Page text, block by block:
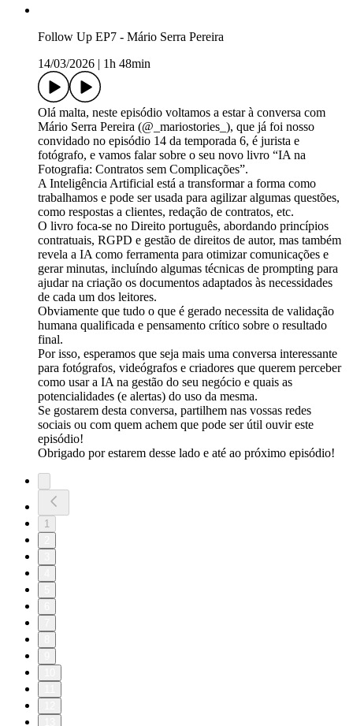
Follow Up EP7 - Mário Serra Pereira
14/03/2026
1h 48min
Olá malta, neste episódio voltamos a estar à conversa com
Mário Serra Pereira (@_mariostories_), que já foi nosso
convidado no episódio 14 da temporada 6, é jurista e
fotógrafo, e vamos falar sobre o seu novo livro “IA na
Fotografia: Contratos sem Complicações”.
A Inteligência Artificial está a transformar a forma como
trabalhamos e pode ser usada para agilizar algumas questões,
como respostas a clientes, redação de contratos, etc.
O livro foca-se no Direito português, abordando princípios
contratuais, RGPD e gestão de direitos de autor, mas também
revela a IA como ferramenta para otimizar comunicações e
gerar minutas, incluíndo algumas técnicas de prompting para
ajudar na criação os documentos adaptados às necessidades
de cada um dos leitores.
Obviamente que tudo o que é gerado necessita de validação
humana qualificada e pensamento crítico sobre o resultado
final.
Por isso, esperamos que seja mais uma conversa interessante
para fotógrafos, videógrafos e criadores que querem perceber
como usar a IA na gestão do seu negócio e quais as
potencialidades (e alertas) do uso da mesma.
Se gostarem desta conversa, partilhem nas vossas redes
sociais ou com quem achem que pode ser útil ouvir este
episódio!
Obrigado por estarem desse lado e até ao próximo episódio!
1